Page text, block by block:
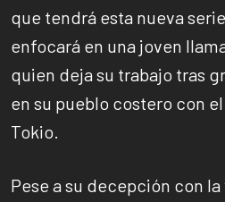
que tendrá esta nueva
enfocará en una joven
quien deja su trabajo tras
en su pueblo costero con
Tokio.
Pese a su decepción con